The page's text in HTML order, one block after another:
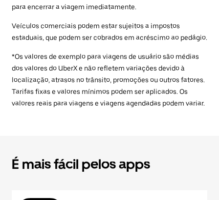
para encerrar a viagem imediatamente.
Veículos comerciais podem estar sujeitos a impostos
estaduais, que podem ser cobrados em acréscimo ao pedágio.
*Os valores de exemplo para viagens de usuário são médias
dos valores do UberX e não refletem variações devido à
localização, atrasos no trânsito, promoções ou outros fatores.
Tarifas fixas e valores mínimos podem ser aplicados. Os
valores reais para viagens e viagens agendadas podem variar.
É mais fácil pelos apps